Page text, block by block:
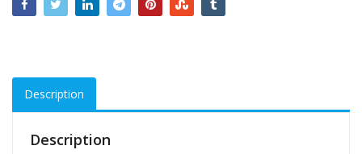
Description
Description